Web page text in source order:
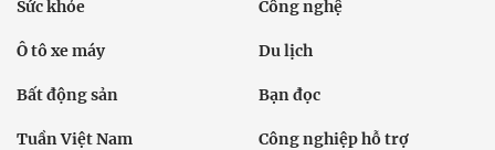
Sức khỏe Công nghệ
Ô tô xe máy Du lịch
Bất động sản Bạn đọc
Tuần Việt Nam Công nghiệp hỗ trợ